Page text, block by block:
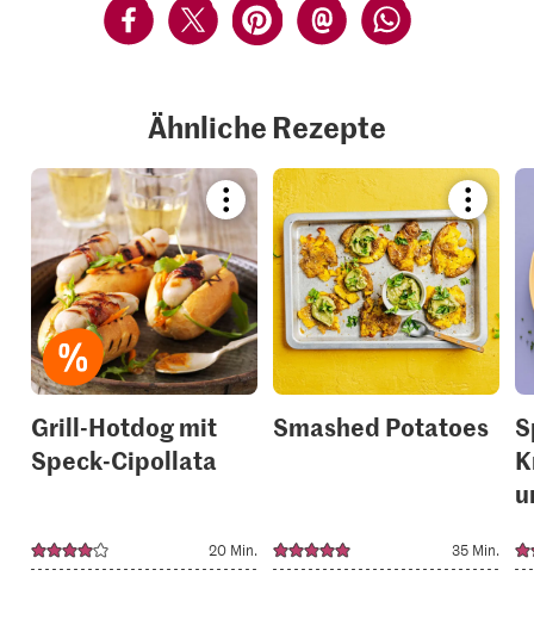
Ähnliche Rezepte
Bookmark
recipe
or
add
it
to
your
collections.
Grill-Hotdog mit
Speck-Cipollata
20 Min.
recipe
or
add
it
to
your
Smashed Potatoes
35 Min.